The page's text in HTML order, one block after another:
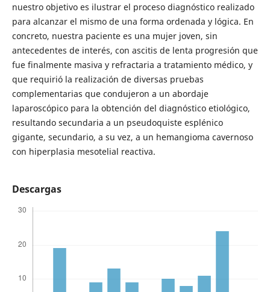
nuestro objetivo es ilustrar el proceso diagnóstico realizado
para alcanzar el mismo de una forma ordenada y lógica. En
concreto, nuestra paciente es una mujer joven, sin
antecedentes de interés, con ascitis de lenta progresión que
fue finalmente masiva y refractaria a tratamiento médico, y
que requirió la realización de diversas pruebas
complementarias que condujeron a un abordaje
laparoscópico para la obtención del diagnóstico etiológico,
resultando secundaria a un pseudoquiste esplénico
gigante, secundario, a su vez, a un hemangioma cavernoso
con hiperplasia mesotelial reactiva.
Descargas